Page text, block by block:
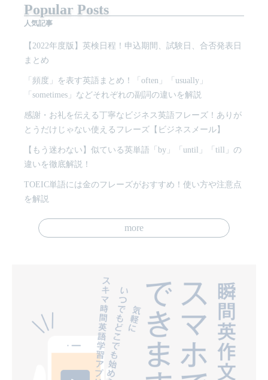
Popular Posts
人気記事
【2022年度版】英検日程！申込期間、試験日、合否発表日
まとめ
「頻度」を表す英語まとめ！「often」「usually」
「sometimes」などそれぞれの副詞の違いを解説
感謝・お礼を伝える丁寧なビジネス英語フレーズ！ありが
とうだけじゃない使えるフレーズ【ビジネスメール】
【もう迷わない】似ている英単語「by」「until」「till」の
違いを徹底解説！
TOEIC単語には金のフレーズがおすすめ！使い方や注意点
を解説
more